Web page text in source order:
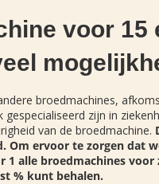
voor 15
broedmachines,
zijn in
van de broedmachine.
Om ervoor te zorgen dat
1 alle broedmachines
% kunt behalen.